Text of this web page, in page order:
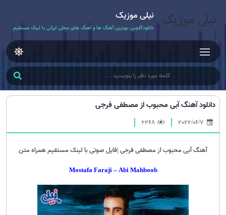
نیلی موزیک
دانلودگلچین بهترین آهنگ ها و آهنگ های محلی ایرانی با لینک مستقیم
دانلود آهنگ آبی محبوب از مصطفی فرجی
2268
آهنگ آبی محبوب از مصطفی فرجی |فایل صوتی با لینک مستقیم همراه متن
Mostafa Faraji – Abi Mahboob